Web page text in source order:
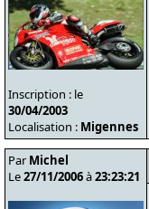
Inscription : le
30/04/2003
Localisation : Migennes
Par Michel
Le27/11/2006à23:23:21